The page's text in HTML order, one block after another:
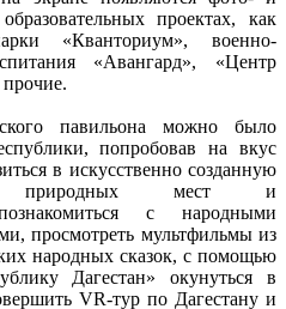
проектах, как
«Кванториум», военно-
«Авангард», «Центр
прочие.
павильона можно было
попробовав на вкус
в искусственно созданную
природных мест и
познакомиться с народными
просмотреть мультфильмы из
народных сказок, с помощью
Дагестан» окунуться в
VR-тур по Дагестану и